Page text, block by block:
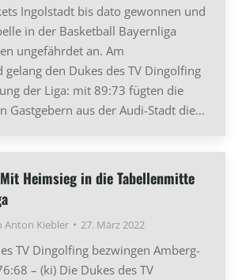
Ingolstadt bis dato gewonnen und
in der Basketball Bayernliga
ungefährdet an. Am
gelang den Dukes des TV Dingolfing
der Liga: mit 89:73 fügten die
Gastgebern aus der Audi-Stadt die…
Heimsieg in die Tabellenmitte
Anton Kiebler 27. März 2022
TV Dingolfing bezwingen Amberg-
– (ki) Die Dukes des TV